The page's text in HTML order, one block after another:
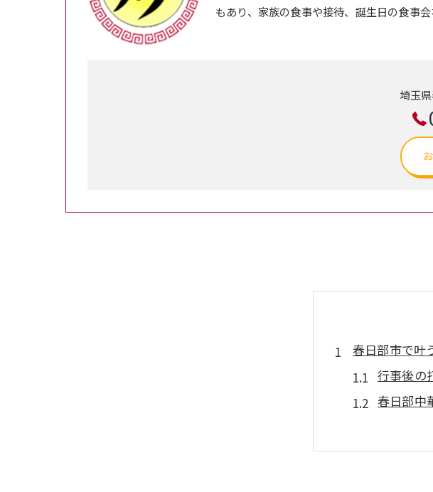
もあり、家族の食事や接待、誕生日の食事
埼玉
春日部市で叶
行事後の
春日部中
満喫し
雰囲気重